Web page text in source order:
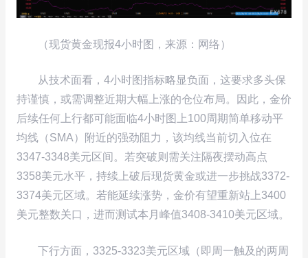
（现货黄金现报4小时图，来源：网络）
从技术面看，4小时图指标略显负面，这要求多头保
持谨慎，或需调整近期大幅上涨的仓位布局。因此，金价
后续任何上行都可能面临4小时图上100周期简单移动平
均线（SMA）附近的强劲阻力，该均线当前切入位在
3347-3348美元区间。若突破则需关注隔夜摆动高点
3358美元水平，持续上破后现货黄金或进一步挑战3372-
3374美元区域。若能延续涨势，金价有望重新站上3400
美元整数关口，进而测试本月峰值3408-3410美元区域。
下行方面，3325-3323美元区域（即周一触及的两周